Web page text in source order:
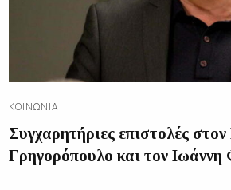
ΚΟΙΝΩΝΊΑ
Συγχαρητήριες επιστολές
Γρηγορόπουλο και τον Ιωάννη